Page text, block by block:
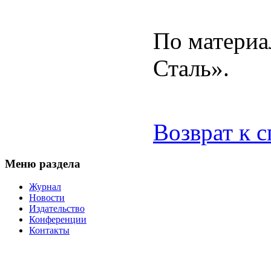
По
Сталь».
Возврат к
Меню раздела
Журнал
Новости
Издательство
Конференции
Контакты